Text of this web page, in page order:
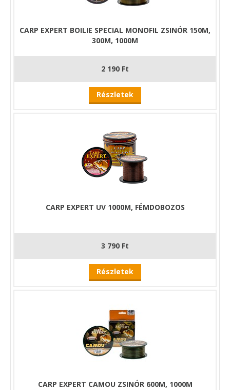
CARP EXPERT BOILIE SPECIAL MONOFIL ZSINÓR 150M,
300M, 1000M
2 190 Ft
Részletek
CARP EXPERT UV 1000M, FÉMDOBOZOS
3 790 Ft
Részletek
CARP EXPERT CAMOU ZSINÓR 600M, 1000M